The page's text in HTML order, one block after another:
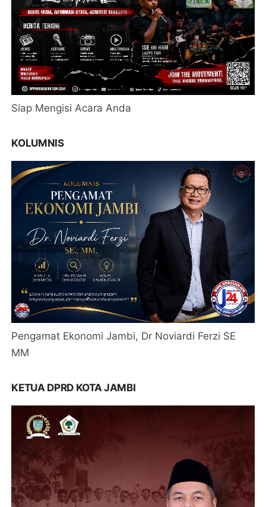
Siap Mengisi Acara Anda
KOLUMNIS
Pengamat Ekonomi Jambi, Dr Noviardi Ferzi SE
MM
KETUA DPRD KOTA JAMBI